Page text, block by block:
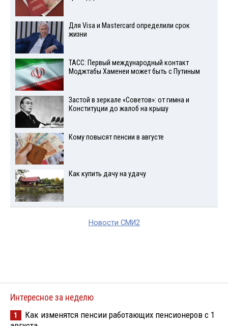
Для Visа и Mastercard определили срок
жизни
ТАСС: Первый международный контакт
Моджтабы Хаменеи может быть с Путиным
Застой в зеркале «Советов»: от гимна и
Конституции до жалоб на крышу
Кому повысят пенсии в августе
Как купить дачу на удачу
Новости СМИ2
Интересное за неделю
1
Как изменятся пенсии работающих пенсионеров с 1